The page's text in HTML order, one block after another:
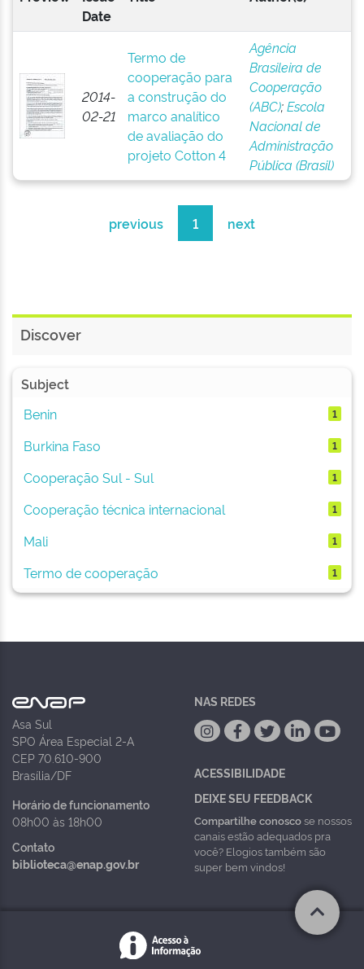
Date
2014-
02-21
Termo de
cooperação para
a construção do
marco analítico
de avaliação do
projeto Cotton 4
Agência
Brasileira de
Cooperação
(ABC);Escola
Nacional de
Administração
Pública (Brasil)
previous 1 next
Discover
Subject
Benin
1
Burkina Faso 1
Cooperação Sul - Sul 1
Cooperação técnica internacional 1
Mali 1
Termo de cooperação 1
Asa Sul
SPO Área Especial 2-A
CEP 70.610-900
Brasília/DF
Horário de funcionamento
08h00 às 18h00
Contato
biblioteca@enap.gov.br
NAS REDES
ACESSIBILIDADE
DEIXE SEU FEEDBACK
Compartilhe conoscose nossos
canais estão adequados pra
você? Elogios também são
super bem vindos!